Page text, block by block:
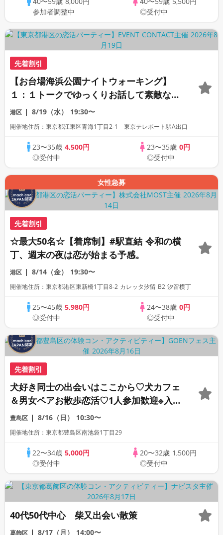
参加者調整中
◎受付中
先着割引
【お台場海浜公園ナイトウォーキング】
１：１トークでゆっくりお話して素敵な出
会いを見つけよう#お仕事終わり歓迎
港区 8/19（水） 19:30〜
開催地住所：東京都江東区青海1丁目2-1 東京テレポート駅A出口
23〜35歳4,500円
◎受付中
23〜35歳 0円
◎受付中
女性急募
先着割引
☆最大50名☆【着席制】#駅直結 令和の横
丁、週末の夜は恋が始まる予感。
港区 8/14（金） 19:30〜
開催地住所：東京都港区東新橋1丁目8-2 カレッタ汐留 B2 汐留横丁
25〜45歳5,980円
◎受付中
24〜38歳 0円
◎受付中
先着割引
犬好き同士の出会いはここから♡犬カフェ
＆男女ペアお散歩恋活♡1人参加歓迎※入場
料1800円別途必要★わんことふれあえるお
やつ付き
豊島区 8/16（日） 10:30〜
開催地住所：東京都豊島区南池袋1丁目29
22〜34歳5,000円
◎受付中
20〜32歳 1,500円
◎受付中
40代50代中心 柴又出会い散策
葛飾区 8/17（月） 14:00〜